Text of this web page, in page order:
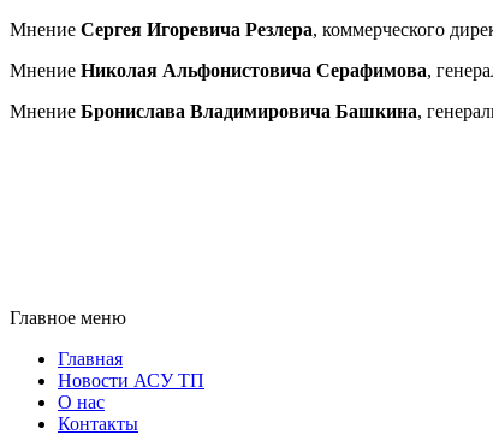
Мнение Сергея Игоревича Резлера, коммерческого
Мнение Николая Альфонистовича Серафимова,
Мнение Бронислава Владимировича Башкина,
Главное меню
Главная
Новости АСУ ТП
О нас
Контакты